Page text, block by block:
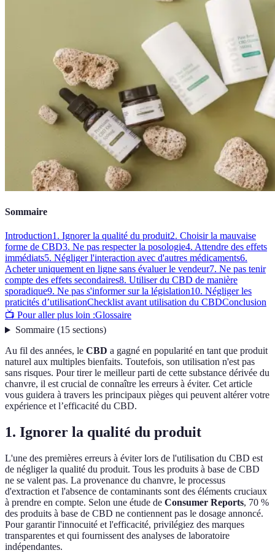
Sommaire
Introduction1. Ignorer la qualité du produit2. Choisir la mauvaise
forme de CBD3. Ne pas respecter la posologie4. Attendre des effets
immédiats5. Négliger l'interaction avec d'autres médicaments6.
Acheter uniquement en ligne sans évaluer le vendeur7. Ne pas tenir
compte des effets secondaires8. Utiliser du CBD de manière
sporadique9. Ne pas s'informer sur la législation10. Négliger les
praticités d’utilisationChecklist avant utilisation du CBDConclusion
📺 Pour aller plus loin :Glossaire
Sommaire(15 sections)
Au fil des années, le CBD a gagné en popularité en tant que produit
naturel aux multiples bienfaits. Toutefois, son utilisation n'est pas
sans risques. Pour tirer le meilleur parti de cette substance dérivée du
chanvre, il est crucial de connaître les erreurs à éviter. Cet article
vous guidera à travers les principaux pièges qui peuvent altérer votre
expérience et l’efficacité du CBD.
1. Ignorer la qualité du produit
L'une des premières erreurs à éviter lors de l'utilisation du CBD est
de négliger la qualité du produit. Tous les produits à base de CBD
ne se valent pas. La provenance du chanvre, le processus
d'extraction et l'absence de contaminants sont des éléments cruciaux
à prendre en compte. Selon une étude de Consumer Reports, 70 %
des produits à base de CBD ne contiennent pas le dosage annoncé.
Pour garantir l'innocuité et l'efficacité, privilégiez des marques
transparentes et qui fournissent des analyses de laboratoire
indépendantes.